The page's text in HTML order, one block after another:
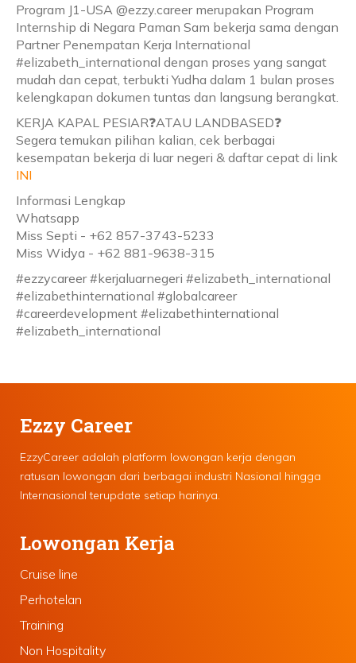
Program J1-USA @ezzy.career merupakan Program
Internship di Negara Paman Sam bekerja sama dengan
Partner Penempatan Kerja International
#elizabeth_international dengan proses yang sangat
mudah dan cepat, terbukti Yudha dalam 1 bulan proses
kelengkapan dokumen tuntas dan langsung berangkat.
KERJA KAPAL PESIAR❓ATAU LANDBASED❓
Segera temukan pilihan kalian, cek berbagai
kesempatan bekerja di luar negeri & daftar cepat di link
INI
Informasi Lengkap
Whatsapp
Miss Septi - +62 857-3743-5233
Miss Widya - +62 881-9638-315
#ezzycareer #kerjaluarnegeri #elizabeth_international
#elizabethinternational #globalcareer
#careerdevelopment #elizabethinternational
#elizabeth_international
Ezzy Career
EzzyCareer adalah platform lowongan kerja dengan
ratusan lowongan dari berbagai industri Nasional hingga
Internasional terupdate setiap harinya.
Lowongan Kerja
Cruise line
Perhotelan
Training
Non Hospitality